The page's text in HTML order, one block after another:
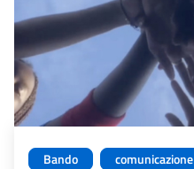
Bando comunicazione